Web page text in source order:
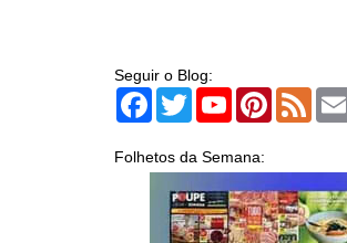
Seguir o Blog:
Facebook
TwitterYouTubePinterest
Feed
Folhetos da Semana: